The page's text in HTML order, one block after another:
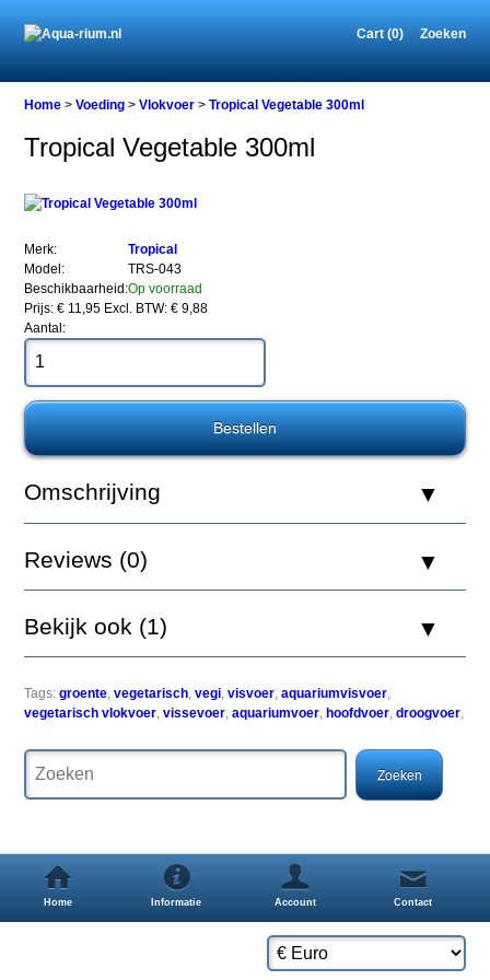
Cart (0) Zoeken
Home
Vlokvoer
300ml
Tropical
Een
vlokvoer
voor
de
voeding
vis,
en
perfect
aanvullend
BÃÂ¨ta-
glucan,
een
Immuns.
Home >Voeding >Vlokvoer >Tropical Vegetable 300ml
Tropical Vegetable 300ml
Merk:
Tropical
Model:
TRS-043
Beschikbaarheid:Op voorraad
Prijs: € 11,95 Excl. BTW: € 9,88
Aantal:
Omschrijving
Reviews (0)
Bekijk ook (1)
Tags: groente,vegetarisch,vegi,visvoer,aquariumvisvoer,
vegetarisch vlokvoer,vissevoer,aquariumvoer, hoofdvoer,droogvoer,
Home Informatie Account Contact